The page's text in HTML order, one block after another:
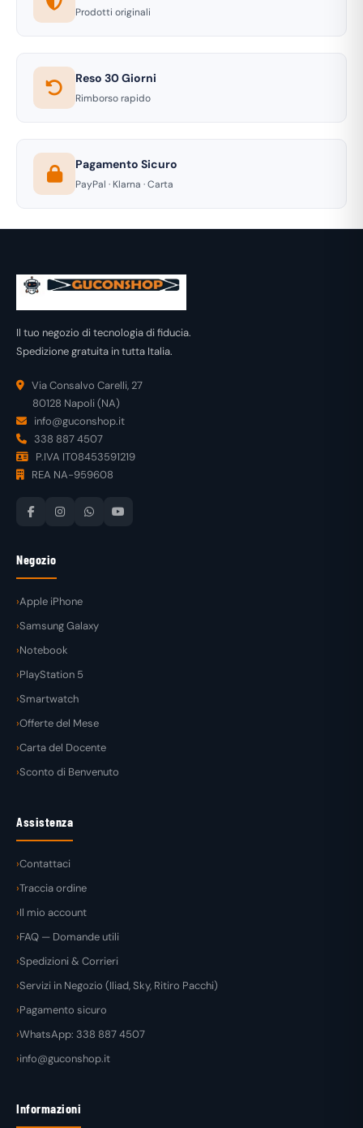
Prodotti originali
Reso 30 Giorni
Rimborso rapido
Pagamento Sicuro
PayPal · Klarna · Carta
Il tuo negozio di tecnologia di fiducia.
Spedizione gratuita in tutta Italia.
Via Consalvo Carelli, 27
80128 Napoli (NA)
info@guconshop.it
338 887 4507
P.IVA IT08453591219
REA NA-959608
Negozio
Apple iPhone
Samsung Galaxy
Notebook
PlayStation 5
Smartwatch
Offerte del Mese
Carta del Docente
Sconto di Benvenuto
Assistenza
Contattaci
Traccia ordine
Il mio account
FAQ — Domande utili
Spedizioni & Corrieri
Servizi in Negozio (Iliad, Sky, Ritiro Pacchi)
Pagamento sicuro
WhatsApp: 338 887 4507
info@guconshop.it
Informazioni